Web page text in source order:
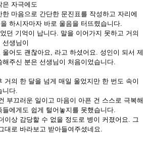
은 자극에도
마음으로 간단한 문진표를 작성하고 자리에
하시자마자 바로 울음을 터뜨렸습니다.
던 기억이 납니다. 말을 이어가지 못하고 거의
선생님이
어도 괜찮아요, 라고 하셨어요. 성인이 되서 제
주신 분은 선생님이 처음이었습니다.
거의 한 달을 넘게 매일 울었지만 한 번도 속이
니다.
부끄러운 일이고 마음이 아픈 건 스스로 극복해
에게도 쉽게 털어놓지를 못했습니다.
이상 감당할 수 없을 정도로 병이 커졌어요. 그
대로 바라보고 받아들여주셨네요.